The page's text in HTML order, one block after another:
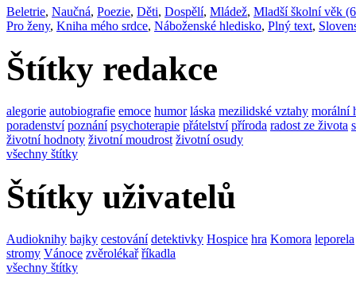
Beletrie, Naučná, Poezie, Děti, Dospělí, Mládež, Mladší školní věk
Pro ženy, Kniha mého srdce, Náboženské hledisko, Plný text,
Štítky redakce
alegorie autobiografie emoce humor láska mezilidské vztahy morální
poradenství poznání psychoterapie přátelství příroda radost ze života
životní hodnoty životní moudrost životní osudy
všechny štítky
Štítky uživatelů
Audioknihy bajky cestování detektivky Hospice hra Komora leporela
stromy Vánoce zvěrolékař říkadla
všechny štítky